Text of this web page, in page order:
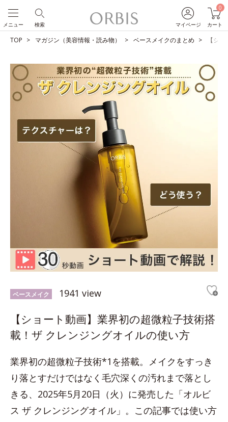
マイページ
0
カート
検索
メニュー
TOP マガジン（美容情報・読み物） ベースメイクのまとめ 【シ
ベースメイク 1941 view
【ショート動画】業界初の超微粒子技術搭
載！ザ クレンジングオイルの使い方
業界初の超微粒子技術*1を搭載。メイクをすっき
り落とすだけではなく毛穴深くの汚れまで落とし
きる、2025年5月20日（火）に発売した「オルビ
ス ザ クレンジングオイル」。この記事では使い方